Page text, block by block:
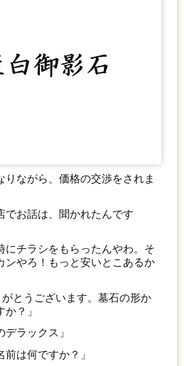
りながら、価格の交渉をされま
でお話は、聞かれたんです
にチラシをもらったんやわ。そ
ンやろ！もっと安いとこあるか
がとうございます。墓石の形か
？」
デラックス」
前は何ですか？」